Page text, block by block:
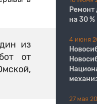
из
от
Ремонт
на 30 %
4 июня
27 мая